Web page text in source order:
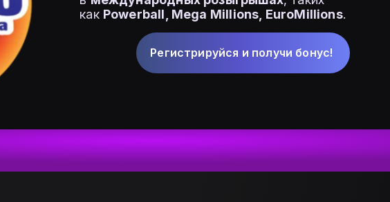
как Powerball, Mega Millions, EuroMillions.
Регистрируйся и получи бонус!